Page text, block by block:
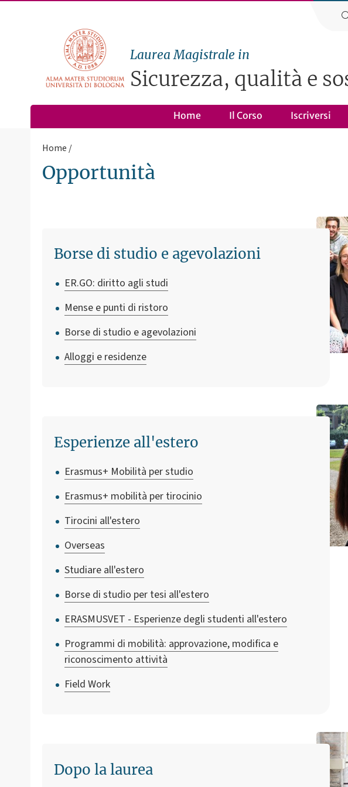
Laurea Magistrale in
Sicurezza, qualità e
Home Il Corso Iscriversi
Home
Opportunità
Borse di studio e agevolazioni
ER.GO: diritto agli studi
Mense e punti di ristoro
Borse di studio e agevolazioni
Alloggi e residenze
Esperienze all'estero
Erasmus+ Mobilità per studio
Erasmus+ mobilità per tirocinio
Tirocini all'estero
Overseas
Studiare all'estero
Borse di studio per tesi all'estero
ERASMUSVET - Esperienze degli studenti all'estero
Programmi di mobilità: approvazione, modifica e
riconoscimento attività
Field Work
Dopo la laurea